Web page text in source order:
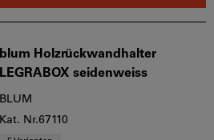
blum Holzrückwandhalter
LEGRABOX seidenweiss
BLUM
Kat. Nr.67110